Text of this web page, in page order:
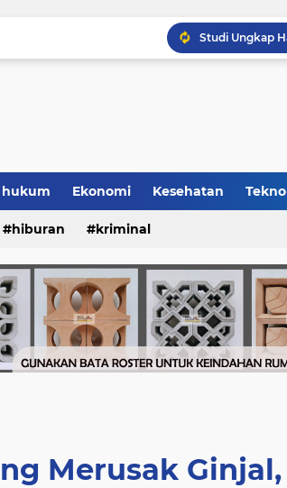
hukum Ekonomi Kesehatan Tekno
hiburan kriminal
Merusak Ginjal,